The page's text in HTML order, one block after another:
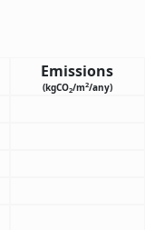
Emissions
(kgCO2/m2/any)